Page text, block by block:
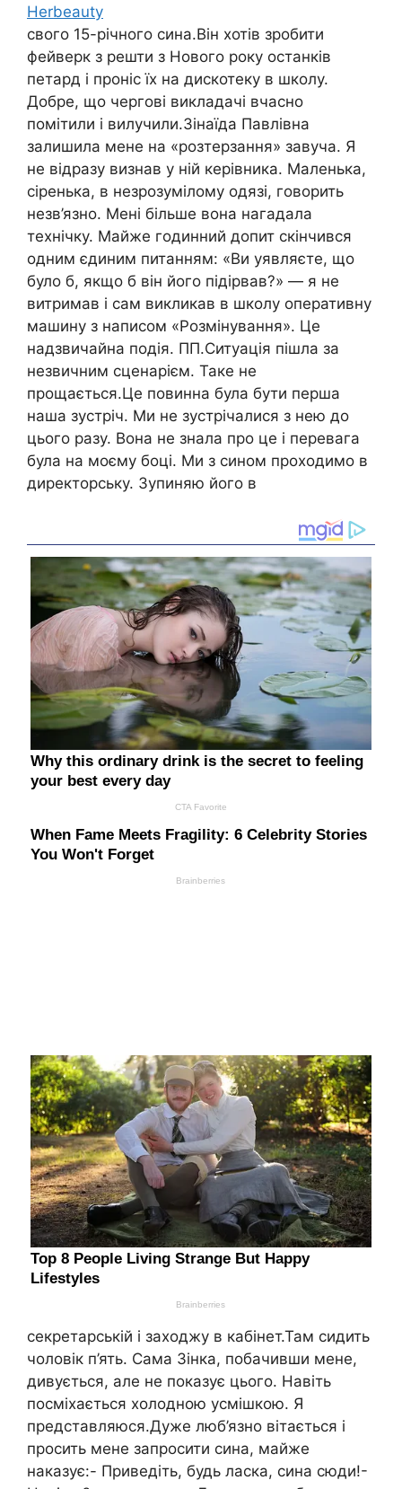
Herbeauty
свого 15-річного сина.Він хотів зробити
фейверк з решти з Нового року останків
петард і проніс їх на дискотеку в школу.
Добре, що чергові викладачі вчасно
помітили і вилучили.Зінаїда Павлівна
залишила мене на «poзтepзaння» завуча. Я
не відразу визнав y ній керівника. Маленька,
сіренька, в незрозумілому одязі, говорить
незв’язно. Мені більше вона нагадала
технічку. Майже годинний допит скінчився
одним єдиним питанням: «Ви уявляєте, що
було б, якщо б він його підірвав?» — я не
витримав і сам викликав в школу оперативну
машину з написом «Розмінування». Це
надзвичайна подія. ПП.Ситуація пішла за
незвичним сценарієм. Таке не
прощається.Це повинна була бути перша
наша зустріч. Ми не зустрічалися з нею до
цього разу. Вона не знала про це і перевага
була на моєму боці. Ми з сином проходимо в
директорську. Зупиняю його в
секретарській і заходжу в кабінет.Там сидить
чоловік п’ять. Сама Зінка, побачивши мене,
дивується, але не показує цього. Навіть
посміхається холодною усмішкою. Я
представляюся.Дуже люб’язно вітається і
просить мене запросити сина, майже
наказує:- Приведіть, будь ласка, сина сюди!-